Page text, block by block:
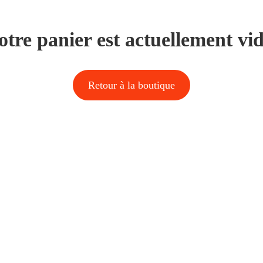
panier est actuellement
Retour à la boutique